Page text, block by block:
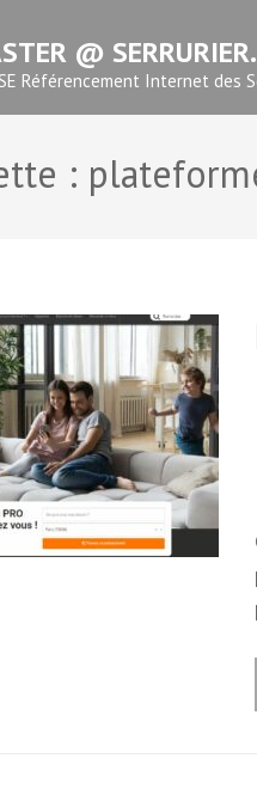
@
Référencement Internet des
: